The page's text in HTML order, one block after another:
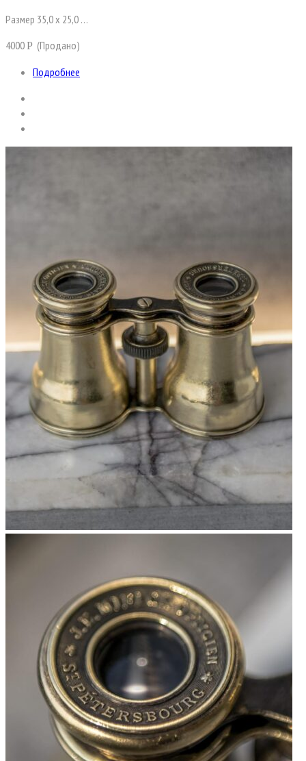
Размер 35,0 х 25,0 …
4000Р (Продано)
Подробнее